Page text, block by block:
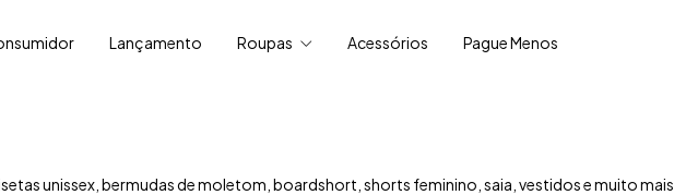
Lançamento Roupas Acessórios Pague Menos
unissex, bermudas de moletom, boardshort, shorts feminino, saia, vestidos e muito mais.